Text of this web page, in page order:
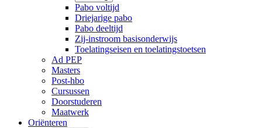
Pabo voltijd
Driejarige pabo
Pabo deeltijd
Zij-instroom basisonderwijs
Toelatingseisen en toelatingstoetsen
Ad PEP
Masters
Post-hbo
Cursussen
Doorstuderen
Maatwerk
Oriënteren